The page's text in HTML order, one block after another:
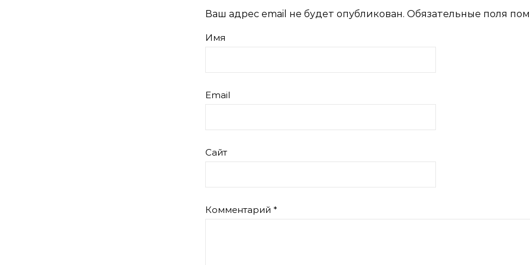
Ваш адрес email не будет опубликован. Обязательные поля
Имя
Email
Сайт
Комментарий *